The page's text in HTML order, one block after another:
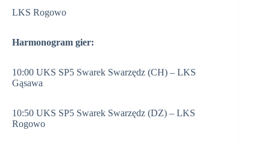
LKS Rogowo
Harmonogram gier:
10:00 UKS SP5 Swarek Swarzędz (CH) – LKS
Gąsawa
10:50 UKS SP5 Swarek Swarzędz (DZ) – LKS
Rogowo